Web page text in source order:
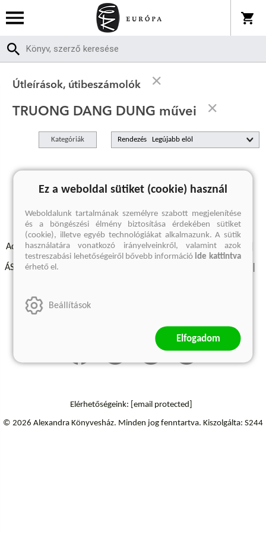
Útleírások, útibeszámolók
TRUONG DANG DUNG művei
Kategóriák Rendezés
A keresett kifejezésre nincs találat
Adatvédelmi szabályzatok Elállási felmondási nyilatkozat
ÁSZF - Vásárlási feltételek
Szállítási információk
Elérhetőségeink: [email protected]
© 2026 Alexandra Könyvesház. Minden jog fenntartva. Kiszolgálta: S244
Ez a weboldal sütiket (cookie) használ
Weboldalunk tartalmának személyre szabott megjelenítése
és a böngészési élmény biztosítása érdekében sütiket
(cookie), illetve egyéb technológiákat alkalmazunk. A sütik
használatára vonatkozó irányelveinkről, valamint azok
testreszabási lehetőségeiről bővebb információide kattintva
érhető el.
Beállítások
Elfogadom